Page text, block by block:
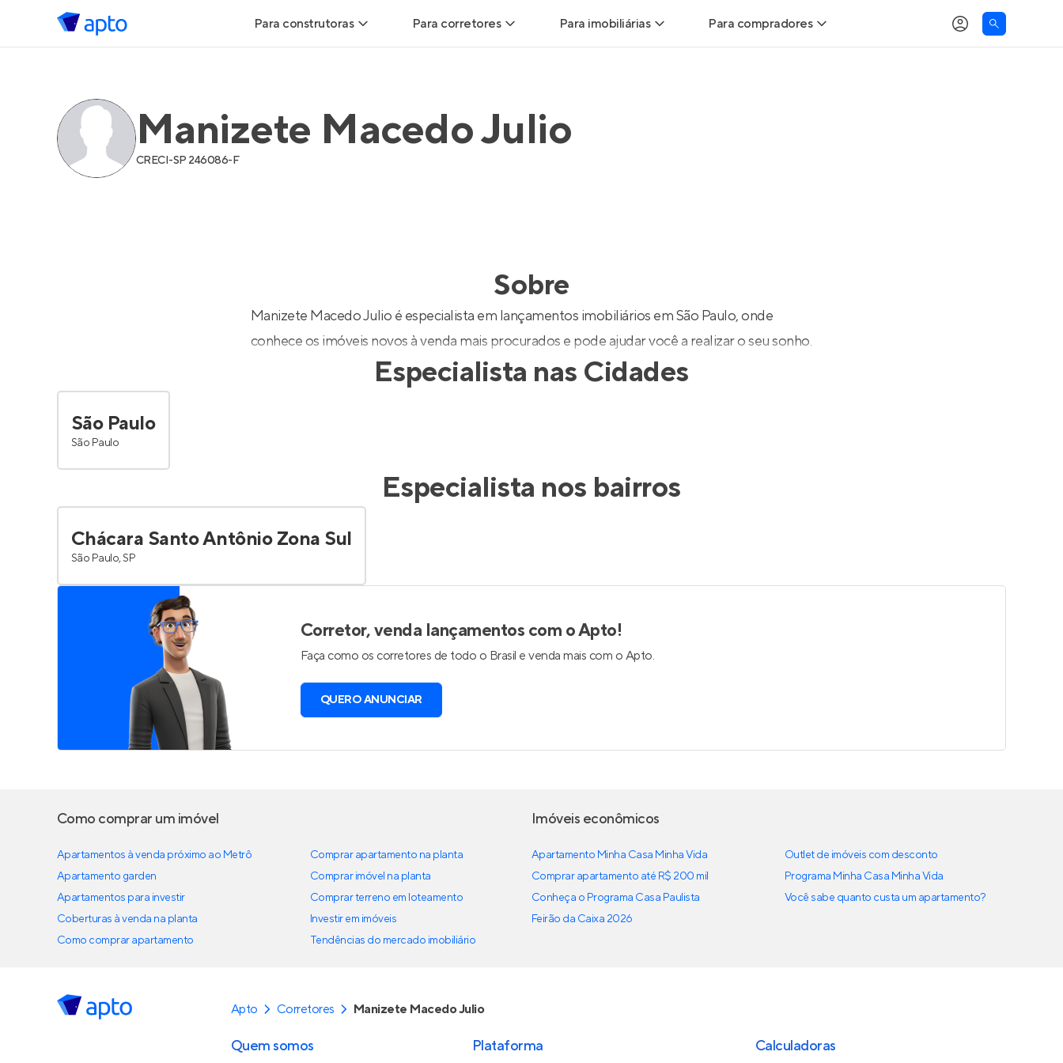
Para construtoras
Geração de Visitas
Para corretores
Corretor+
Anunciar imóveis
Para imobiliárias Para compradores
Manizete Macedo Julio
CRECI-SP 246086-F
Sobre
Manizete Macedo Julio é especialista em lançamentos imobiliários em São Paulo, onde
conhece os imóveis novos à venda mais procurados e pode ajudar você a realizar o seu sonho.
Especialista nas Cidades
São Paulo
São Paulo
Especialista nos bairros
Chácara Santo Antônio Zona Sul
São Paulo, SP
Corretor, venda lançamentos com o Apto!
Faça como os corretores de todo o Brasil e venda mais com o Apto.
QUERO ANUNCIAR
Como comprar um imóvel
Apartamentos à venda próximo ao Metrô
Apartamento garden
Apartamentos para investir
Coberturas à venda na planta
Como comprar apartamento
Comprar apartamento na planta
Comprar imóvel na planta
Comprar terreno em loteamento
Investir em imóveis
Tendências do mercado imobiliário
Imóveis econômicos
Apartamento Minha Casa Minha Vida
Comprar apartamento até R$ 200 mil
Conheça o Programa Casa Paulista
Feirão da Caixa 2026
Outlet de imóveis com desconto
Programa Minha Casa Minha Vida
Você sabe quanto custa um apartamento?
Apto Corretores Manizete Macedo Julio
Quem somos Plataforma Calculadoras